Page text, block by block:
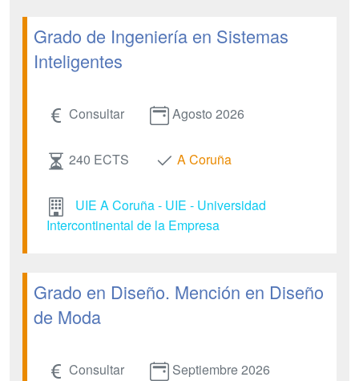
Grado de Ingeniería en Sistemas
Inteligentes
Consultar Agosto 2026
240 ECTS A Coruña
UIE A Coruña - UIE - Universidad
Intercontinental de la Empresa
Grado en Diseño. Mención en Diseño
de Moda
Consultar Septiembre 2026